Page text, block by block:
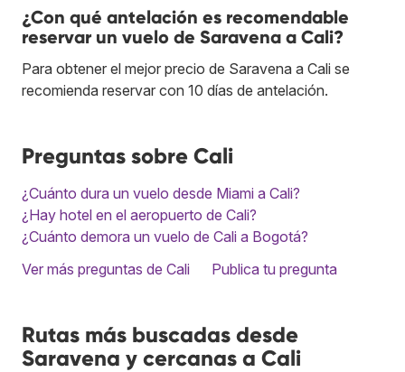
¿Con qué antelación es recomendable
reservar un vuelo de Saravena a Cali?
Para obtener el mejor precio de Saravena a Cali se
recomienda reservar con 10 días de antelación.
Preguntas sobre Cali
¿Cuánto dura un vuelo desde Miami a Cali?
¿Hay hotel en el aeropuerto de Cali?
¿Cuánto demora un vuelo de Cali a Bogotá?
Ver más preguntas de Cali
Publica tu pregunta
Rutas más buscadas desde
Saravena y cercanas a Cali